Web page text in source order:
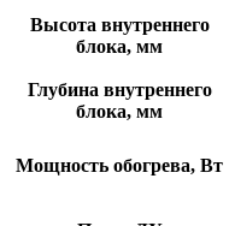
Высота внутреннего
блока, мм
Глубина внутреннего
блока, мм
Мощность обогрева, Вт